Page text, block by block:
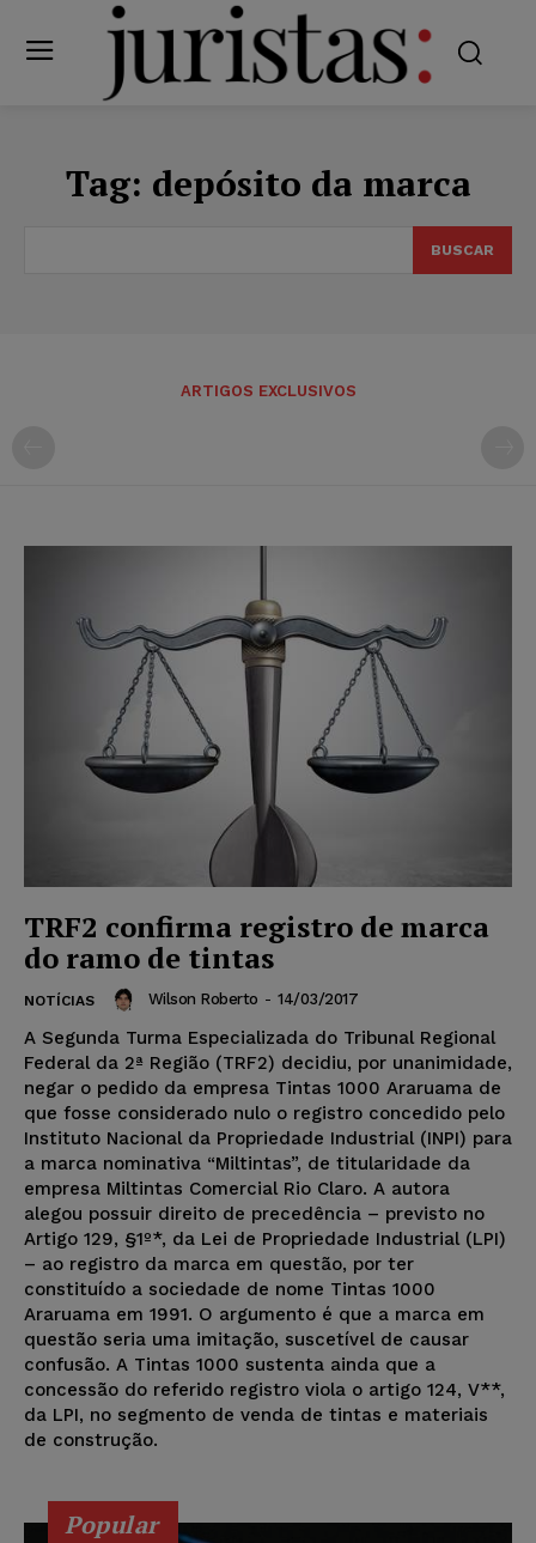
Tag: depósito da marca
BUSCAR
ARTIGOS EXCLUSIVOS
TRF2 confirma registro de marca
do ramo de tintas
NOTÍCIAS Wilson Roberto - 14/03/2017
A Segunda Turma Especializada do Tribunal Regional
Federal da 2ª Região (TRF2) decidiu, por unanimidade,
negar o pedido da empresa Tintas 1000 Araruama de
que fosse considerado nulo o registro concedido pelo
Instituto Nacional da Propriedade Industrial (INPI) para
a marca nominativa “Miltintas”, de titularidade da
empresa Miltintas Comercial Rio Claro. A autora
alegou possuir direito de precedência – previsto no
Artigo 129, §1º*, da Lei de Propriedade Industrial (LPI)
– ao registro da marca em questão, por ter
constituído a sociedade de nome Tintas 1000
Araruama em 1991. O argumento é que a marca em
questão seria uma imitação, suscetível de causar
confusão. A Tintas 1000 sustenta ainda que a
concessão do referido registro viola o artigo 124, V**,
da LPI, no segmento de venda de tintas e materiais
de construção.
Popular